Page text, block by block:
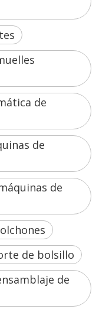
de
de
de
de bolsillo
de